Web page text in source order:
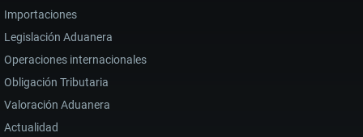
Importaciones
Legislación Aduanera
Operaciones internacionales
Obligación Tributaria
Valoración Aduanera
Actualidad